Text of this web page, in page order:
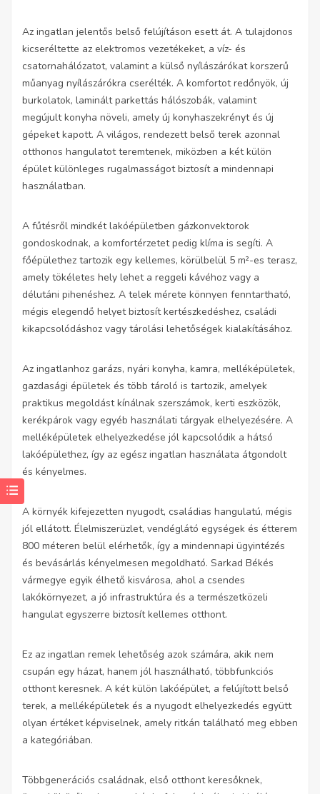
Az ingatlan jelentős belső felújításon esett át. A tulajdonos
kicseréltette az elektromos vezetékeket, a víz- és
csatornahálózatot, valamint a külső nyílászárókat korszerű
műanyag nyílászárókra cserélték. A komfortot redőnyök, új
burkolatok, laminált parkettás hálószobák, valamint
megújult konyha növeli, amely új konyhaszekrényt és új
gépeket kapott. A világos, rendezett belső terek azonnal
otthonos hangulatot teremtenek, miközben a két külön
épület különleges rugalmasságot biztosít a mindennapi
használatban.
A fűtésről mindkét lakóépületben gázkonvektorok
gondoskodnak, a komfortérzetet pedig klíma is segíti. A
főépülethez tartozik egy kellemes, körülbelül 5 m²-es terasz,
amely tökéletes hely lehet a reggeli kávéhoz vagy a
délutáni pihenéshez. A telek mérete könnyen fenntartható,
mégis elegendő helyet biztosít kertészkedéshez, családi
kikapcsolódáshoz vagy tárolási lehetőségek kialakításához.
Az ingatlanhoz garázs, nyári konyha, kamra, melléképületek,
gazdasági épületek és több tároló is tartozik, amelyek
praktikus megoldást kínálnak szerszámok, kerti eszközök,
kerékpárok vagy egyéb használati tárgyak elhelyezésére. A
melléképületek elhelyezkedése jól kapcsolódik a hátsó
lakóépülethez, így az egész ingatlan használata átgondolt
és kényelmes.
A környék kifejezetten nyugodt, családias hangulatú, mégis
jól ellátott. Élelmiszerüzlet, vendéglátó egységek és étterem
800 méteren belül elérhetők, így a mindennapi ügyintézés
és bevásárlás kényelmesen megoldható. Sarkad Békés
vármegye egyik élhető kisvárosa, ahol a csendes
lakókörnyezet, a jó infrastruktúra és a természetközeli
hangulat egyszerre biztosít kellemes otthont.
Ez az ingatlan remek lehetőség azok számára, akik nem
csupán egy házat, hanem jól használható, többfunkciós
otthont keresnek. A két külön lakóépület, a felújított belső
terek, a melléképületek és a nyugodt elhelyezkedés együtt
olyan értéket képviselnek, amely ritkán található meg ebben
a kategóriában.
Többgenerációs családnak, első otthont keresőknek,